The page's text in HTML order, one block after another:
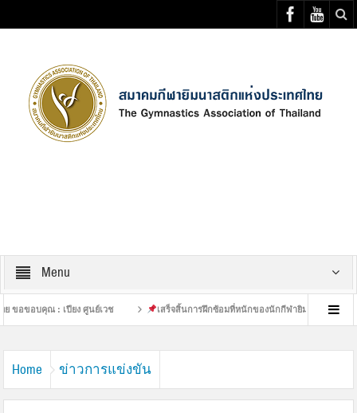
Menu
เปียง ศูนย์เวช เสร็จสิ้นการฝึกซ้อมที่หนักของนักกีฬายิมนาสติกทีมชาติไทย :
Home ข่าวการแข่งขัน